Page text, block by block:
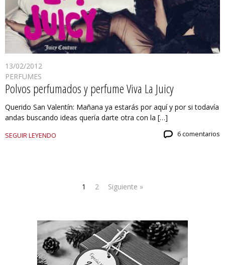
13/02/2012
PERFUMES
Polvos perfumados y perfume Viva La Juicy
Querido San Valentín: Mañana ya estarás por aquí y por si todavía
andas buscando ideas quería darte otra con la […]
SEGUIR LEYENDO 6 comentarios
1 2 Siguiente »